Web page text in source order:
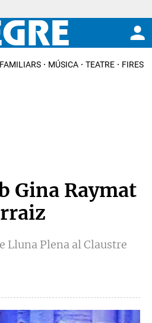
MÚSICA TEATRE FIRES I
Gina Raymat
Lluna Plena al Claustre